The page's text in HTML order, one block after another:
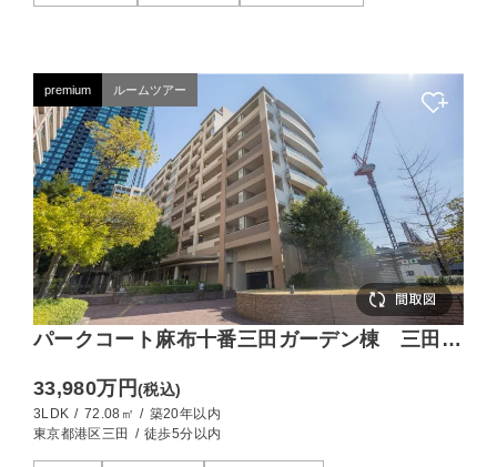
premium ルームツアー
パークコート麻布十番三田ガーデン棟 三田一
33,980万円(税込)
3LDK / 72.08㎡ / 築20年以内
東京都港区三田 / 徒歩5分以内